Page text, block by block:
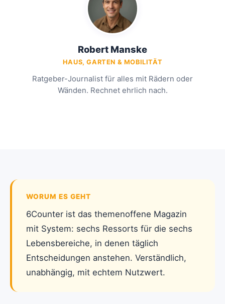
Robert Manske
HAUS, GARTEN & MOBILITÄT
Ratgeber-Journalist für alles mit Rädern oder
Wänden. Rechnet ehrlich nach.
WORUM ES GEHT
6Counter ist das themenoffene Magazin
mit System: sechs Ressorts für die sechs
Lebensbereiche, in denen täglich
Entscheidungen anstehen. Verständlich,
unabhängig, mit echtem Nutzwert.